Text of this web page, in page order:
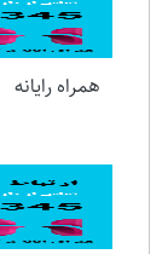
همراه رایانه